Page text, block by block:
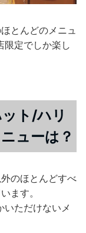
とんどのメニュ
限定でしか楽し
ト/ハリ
ューは？
のほとんどすべ
ます。
いただけないメ